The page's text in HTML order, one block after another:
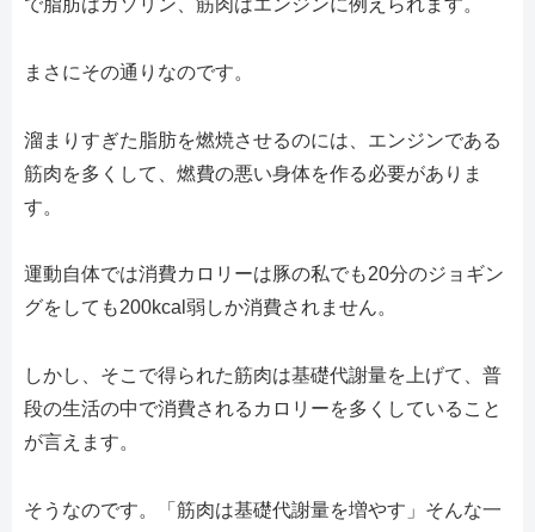
で脂肪はガソリン、筋肉はエンジンに例えられます。
まさにその通りなのです。
溜まりすぎた脂肪を燃焼させるのには、エンジンである
筋肉を多くして、燃費の悪い身体を作る必要がありま
す。
運動自体では消費カロリーは豚の私でも20分のジョギン
グをしても200kcal弱しか消費されません。
しかし、そこで得られた筋肉は基礎代謝量を上げて、普
段の生活の中で消費されるカロリーを多くしていること
が言えます。
そうなのです。「筋肉は基礎代謝量を増やす」そんな一